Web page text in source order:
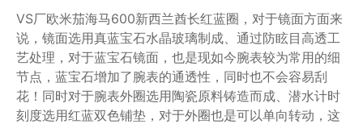
VS厂欧米茄海马600新西兰酋长红蓝圈，对于镜面方面来
说，镜面选用真蓝宝石水晶玻璃制成、通过防眩目高透工
艺处理，对于蓝宝石镜面，也是现如今腕表较为常用的细
节点，蓝宝石增加了腕表的通透性，同时也不会容易刮
花！同时对于腕表外圈选用陶瓷原料铸造而成、潜水计时
刻度选用红蓝双色铺垫，对于外圈也是可以单向转动，这